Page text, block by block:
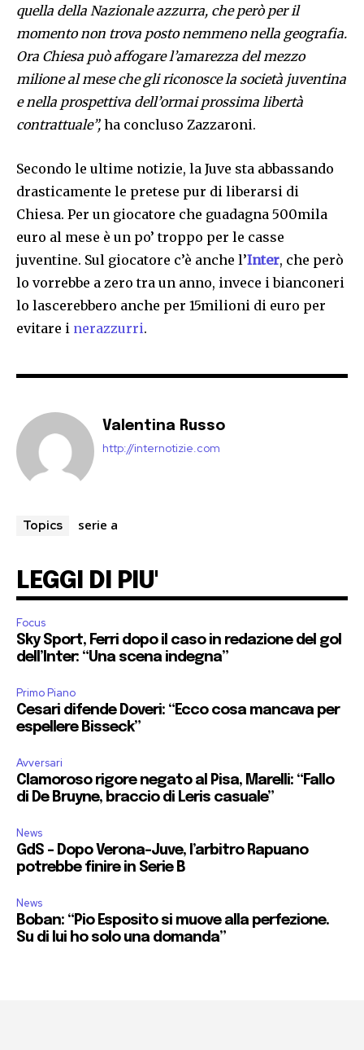
quella della Nazionale azzurra, che però per il
momento non trova posto nemmeno nella geografia.
Ora Chiesa può affogare l’amarezza del mezzo
milione al mese che gli riconosce la società juventina
e nella prospettiva dell’ormai prossima libertà
contrattuale”, ha concluso Zazzaroni.
Secondo le ultime notizie, la Juve sta abbassando
drasticamente le pretese pur di liberarsi di
Chiesa. Per un giocatore che guadagna 500mila
euro al mese è un po’ troppo per le casse
juventine. Sul giocatore c’è anche l’Inter, che però
lo vorrebbe a zero tra un anno, invece i bianconeri
lo lascerebbero anche per 15milioni di euro per
evitare i nerazzurri.
Valentina Russo
http://internotizie.com
Topics serie a
LEGGI DI PIU'
Focus
Sky Sport, Ferri dopo il caso in redazione del gol
dell’Inter: “Una scena indegna”
Primo Piano
Cesari difende Doveri: “Ecco cosa mancava per
espellere Bisseck”
Avversari
Clamoroso rigore negato al Pisa, Marelli: “Fallo
di De Bruyne, braccio di Leris casuale”
News
GdS – Dopo Verona-Juve, l’arbitro Rapuano
potrebbe finire in Serie B
News
Boban: “Pio Esposito si muove alla perfezione.
Su di lui ho solo una domanda”